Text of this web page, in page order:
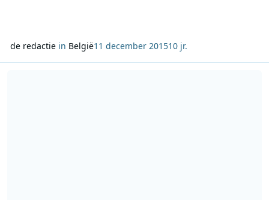
de redactiein België11 december 201510 jr.